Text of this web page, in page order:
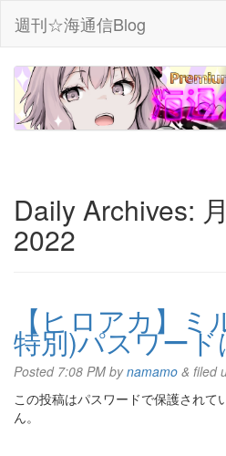
週刊☆海通信Blog
Daily Archives:
2022
【ヒロアカ】ミ
特別)パスワー
Posted 7:08 PM bynamamo & filed
この投稿はパスワードで保護されて
ん。